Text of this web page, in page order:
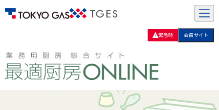
緊急時 会員サイト